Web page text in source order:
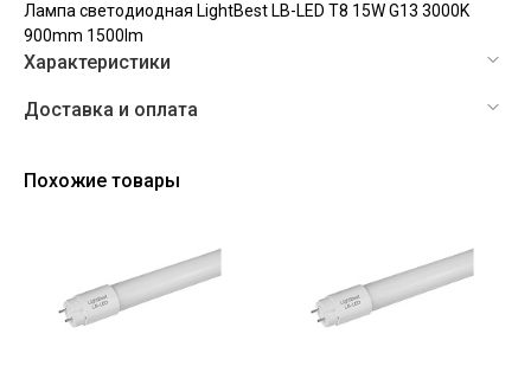
Лампа светодиодная LightBest LB-LED T8 15W G13 3000K
900mm 1500lm
Характеристики
Доставка и оплата
Похожие товары